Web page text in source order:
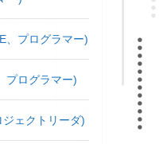
、プログラマー)
プログラマー)
ェクトリーダ)